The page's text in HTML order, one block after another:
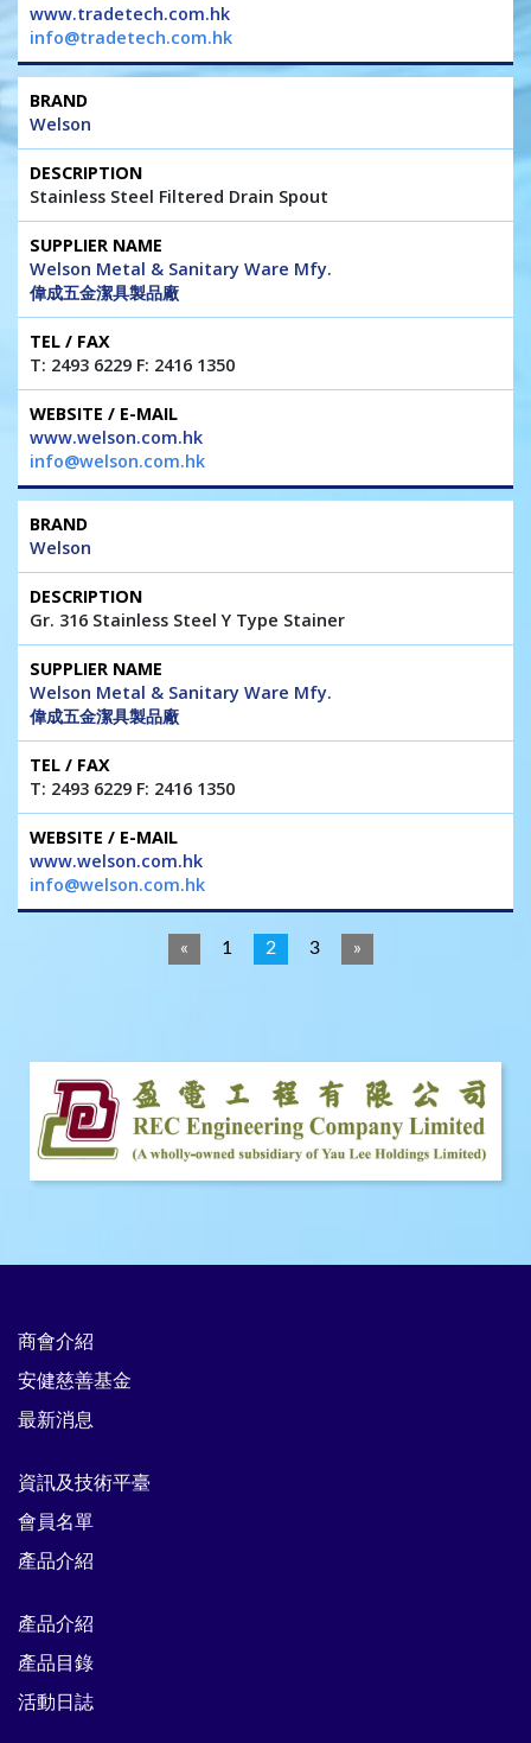
www.tradetech.com.hk
info@tradetech.com.hk
Welson
Stainless Steel Filtered Drain Spout
Welson Metal & Sanitary Ware Mfy.
偉成五金潔具製品廠
T: 2493 6229 F: 2416 1350
www.welson.com.hk
info@welson.com.hk
Welson
Gr. 316 Stainless Steel Y Type Stainer
Welson Metal & Sanitary Ware Mfy.
偉成五金潔具製品廠
T: 2493 6229 F: 2416 1350
www.welson.com.hk
info@welson.com.hk
« 1 2 3 »
商會介紹
安健慈善基金
最新消息
資訊及技術平臺
會員名單
產品介紹
產品介紹
產品目錄
活動日誌